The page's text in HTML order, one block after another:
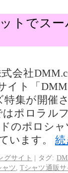
トでス
会社
イト「
集が開催
ポロラル
のポロシ
います。
グサイト | タグ:
ャツ ,Tシャツ通販サ